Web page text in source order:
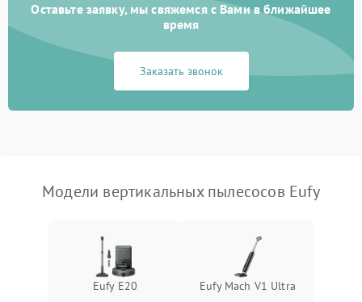
Неисправность системы
1000 ₽ Подробнее →
Неисправность системы
1000 ₽
Поломка системы
управления
1500 ₽ Подробнее →
Поломка системы
освещения (если есть)
Подробнее →
Повреждение внутренних
500 ₽ Подробнее →
Оставьте заявку, мы свяжемся с Вами в ближайшее
время
Заказать звонок
Модели вертикальных пылесосов Eufy
Eufy E20 Eufy Mach V1 Ultra